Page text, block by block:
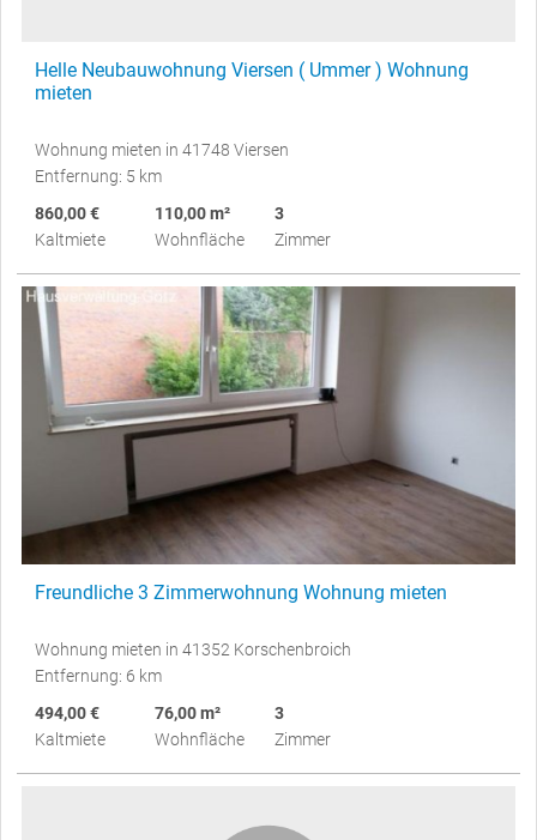
Helle Neubauwohnung Viersen ( Ummer ) Wohnung
mieten
Wohnung mieten in 41748 Viersen
Entfernung: 5 km
860,00 €
Kaltmiete
110,00 m²
Wohnfläche
3
Zimmer
Freundliche 3 Zimmerwohnung Wohnung mieten
Wohnung mieten in 41352 Korschenbroich
Entfernung: 6 km
494,00 €
Kaltmiete
76,00 m²
Wohnfläche
3
Zimmer